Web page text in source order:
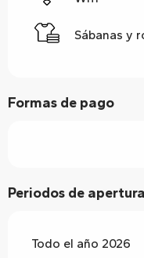
Sábanas y
Formas de pago
Periodos de apertura
Todo el año 2026